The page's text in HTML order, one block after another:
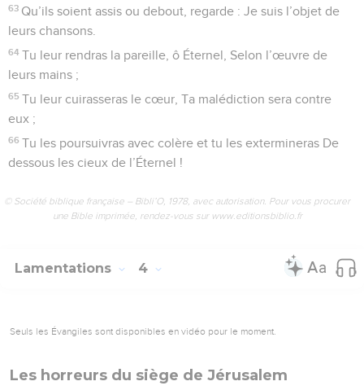
63 Qu’ils soient assis ou debout, regarde : Je suis l’objet de
leurs chansons.
64 Tu leur rendras la pareille, ô Éternel, Selon l’œuvre de
leurs mains ;
65 Tu leur cuirasseras le cœur, Ta malédiction sera contre
eux ;
66 Tu les poursuivras avec colère et tu les extermineras De
dessous les cieux de l’Éternel !
© Société biblique française – Bibli’O, 1978, avec autorisation. Pour vous procurer
une Bible imprimée, rendez-vous sur www.editionsbiblio.fr
Lamentations 4
Seuls les Évangiles sont disponibles en vidéo pour le moment.
Les horreurs du siège de Jérusalem